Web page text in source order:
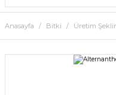
Anasayfa Bitki Üretim